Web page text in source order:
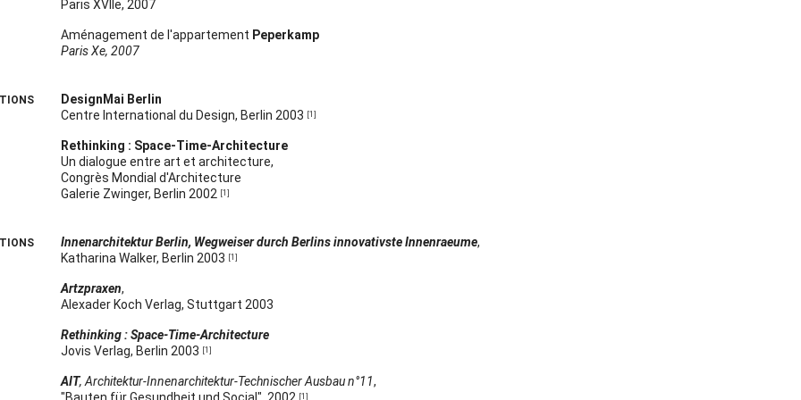
Paris XVIIe, 2007
Aménagement de l'appartement Peperkamp
Paris Xe, 2007
DesignMai Berlin
Centre International du Design, Berlin 2003 [1]
Rethinking : Space-Time-Architecture
Un dialogue entre art et architecture,
Congrès Mondial d'Architecture
Galerie Zwinger, Berlin 2002 [1]
Innenarchitektur Berlin, Wegweiser durch Berlins innovativste Innenraeume,
Katharina Walker, Berlin 2003 [1]
Artzpraxen,
Alexader Koch Verlag, Stuttgart 2003
Rethinking : Space-Time-Architecture
Jovis Verlag, Berlin 2003 [1]
AIT, Architektur-Innenarchitektur-Technischer Ausbau n°11,
[1]